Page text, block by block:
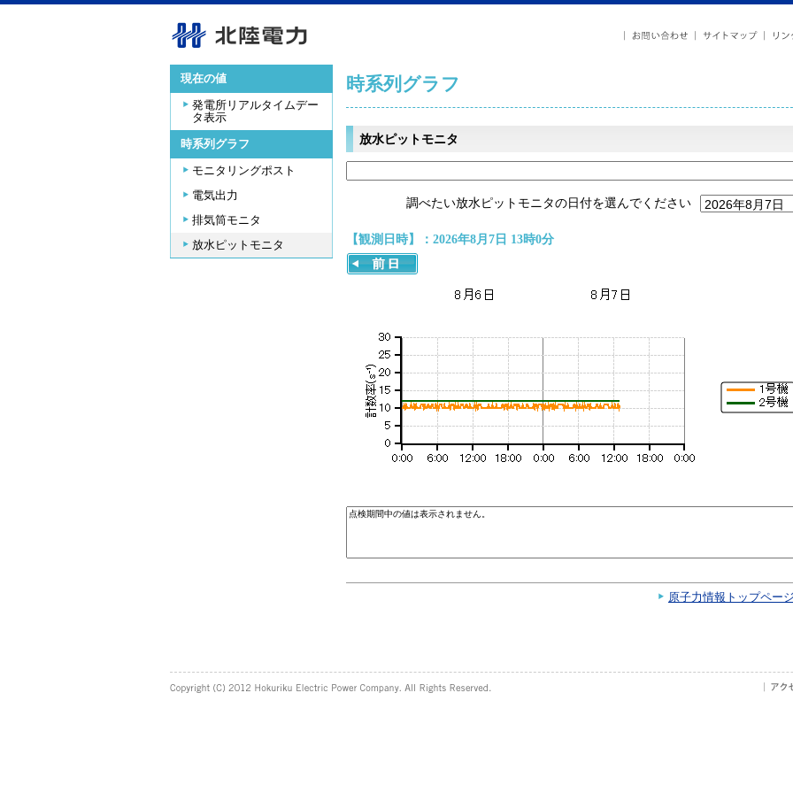
現在の値
発電所リアルタイムデー
タ表示
時系列グラフ
モニタリングポスト
電気出力
排気筒モニタ
放水ピットモニタ
時系列グラフ
放水ピットモニタ
調べたい放水ピットモニタの日付を選んでください
【観測日時】：2026年8月7日 13時0分
原子力情報トップペー